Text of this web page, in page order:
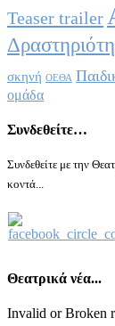
Teaser trailer
σκηνή ΟΕΘΑ
ομάδα
Συνδεθείτε…
Συνδεθείτε με την
κοντά...
Θεατρικά νέα...
Invalid or Broken